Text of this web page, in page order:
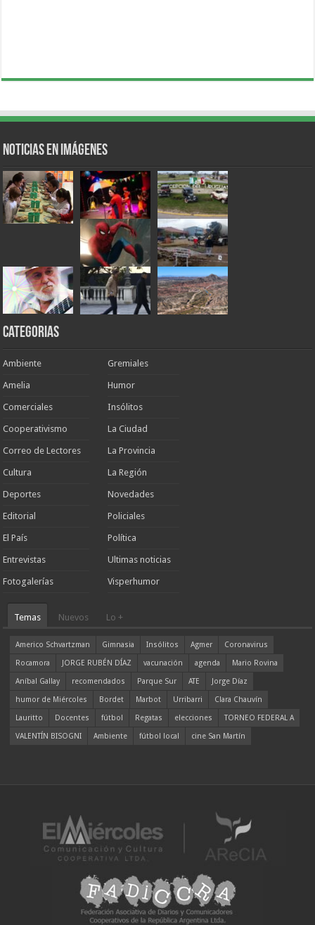
Noticias en Imágenes
Categorias
Ambiente
Amelia
Comerciales
Cooperativismo
Correo de Lectores
Cultura
Deportes
Editorial
El País
Entrevistas
Fotogalerías
Gremiales
Humor
Insólitos
La Ciudad
La Provincia
La Región
Novedades
Policiales
Política
Ultimas noticias
Visperhumor
Temas Nuevos Lo +
Americo Schvartzman Gimnasia Insólitos Agmer
Coronavirus
Rocamora
JORGE RUBÉN DÍAZ vacunación agenda
Mario Rovina
Aníbal Gallay
recomendados Parque Sur ATE
Jorge Díaz
humor de Miércoles
Bordet Marbot Urribarri
Clara Chauvín
Lauritto
Docentes fútbol Regatas elecciones
TORNEO FEDERAL A
VALENTÍN BISOGNI
Ambiente fútbol local cine San Martín